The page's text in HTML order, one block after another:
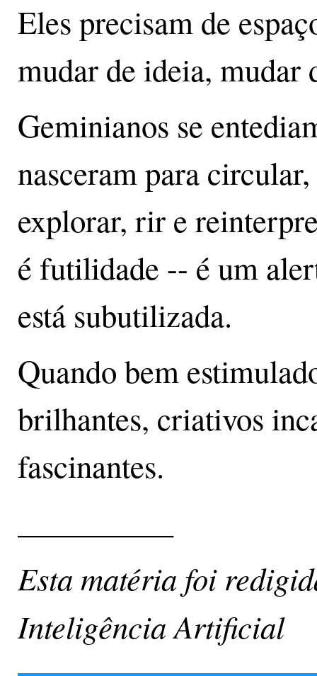
Eles precisam de
mudar de ideia, mudar
Geminianos se
nasceram para
explorar, rir e
é futilidade -- é um
está subutilizada.
Quando bem
brilhantes, criativos
fascinantes.
Esta matéria foi
Inteligência Artificial